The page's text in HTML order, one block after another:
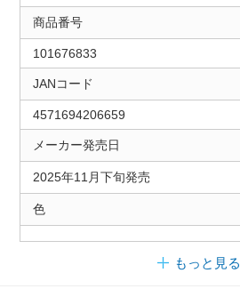
商品番号
101676833
JANコード
4571694206659
メーカー発売日
2025年11月下旬発売
色
もっと見る